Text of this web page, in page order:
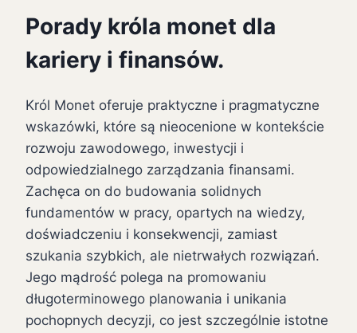
Porady króla monet dla
kariery i finansów.
Król Monet oferuje praktyczne i pragmatyczne
wskazówki, które są nieocenione w kontekście
rozwoju zawodowego, inwestycji i
odpowiedzialnego zarządzania finansami.
Zachęca on do budowania solidnych
fundamentów w pracy, opartych na wiedzy,
doświadczeniu i konsekwencji, zamiast
szukania szybkich, ale nietrwałych rozwiązań.
Jego mądrość polega na promowaniu
długoterminowego planowania i unikania
pochopnych decyzji, co jest szczególnie istotne